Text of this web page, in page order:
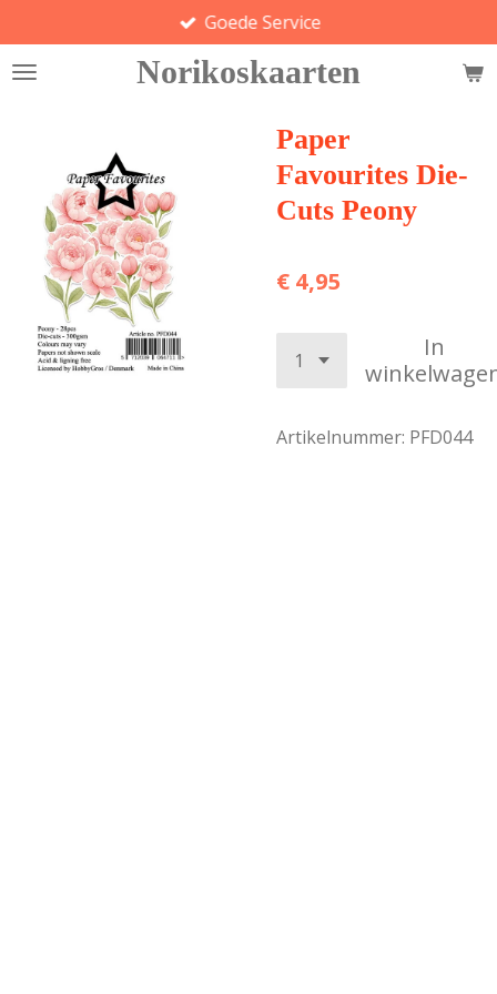
direct
naar
Norikoskaarten
Goede Service
Paper
Favourites Die-
Cuts Peony
€ 4,95
In
Artikelnummer: PFD044